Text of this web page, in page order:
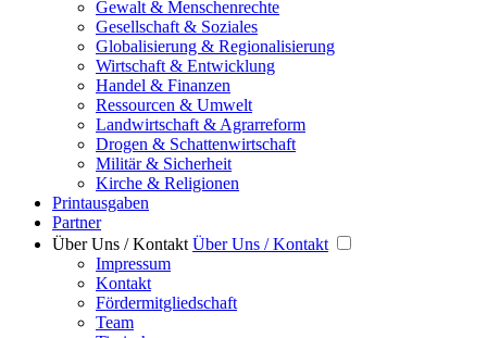
Gewalt & Menschenrechte
Gesellschaft & Soziales
Globalisierung & Regionalisierung
Wirtschaft & Entwicklung
Handel & Finanzen
Ressourcen & Umwelt
Landwirtschaft & Agrarreform
Drogen & Schattenwirtschaft
Militär & Sicherheit
Kirche & Religionen
Printausgaben
Partner
Über Uns / Kontakt Über Uns / Kontakt
Impressum
Kontakt
Fördermitgliedschaft
Team